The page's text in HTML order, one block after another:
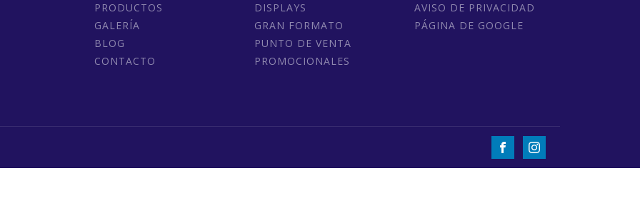
PRODUCTOS
GALERÍA
BLOG
CONTACTO
DISPLAYS
GRAN FORMATO
PUNTO DE VENTA
PROMOCIONALES
AVISO DE PRIVACIDAD
PÁGINA DE GOOGLE